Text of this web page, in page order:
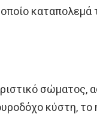
καταπολεμά
σώματος,
κύστη, το